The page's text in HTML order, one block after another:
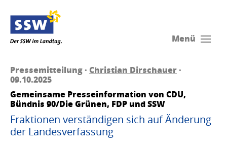
Menü
Pressemitteilung · Christian Dirschauer·
09.10.2025
Gemeinsame Presseinformation von CDU,
Bündnis 90/Die Grünen, FDP und SSW
Fraktionen verständigen sich auf Änderung
der Landesverfassung